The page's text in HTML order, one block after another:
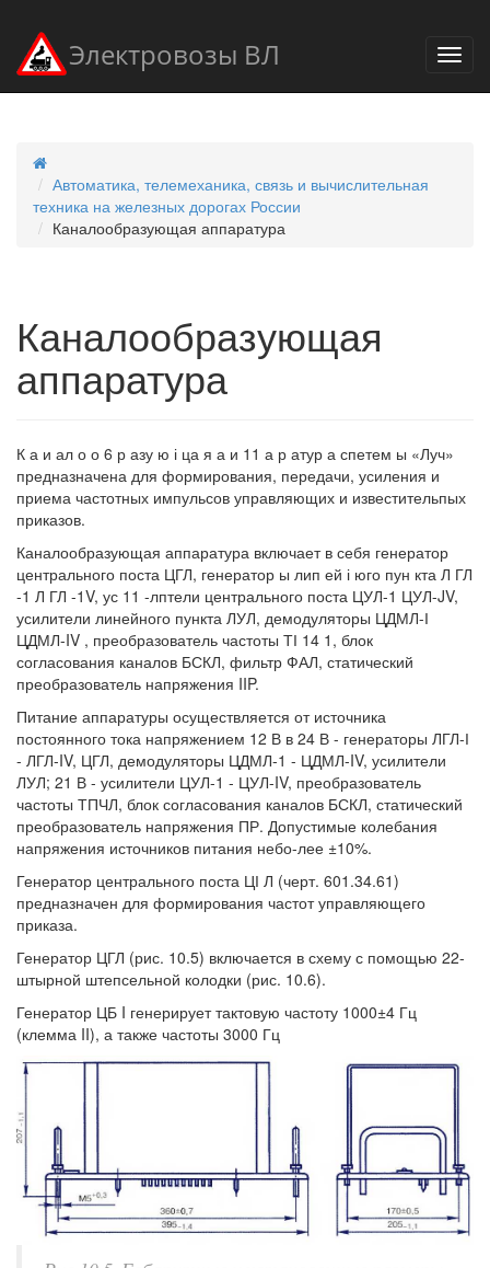
Электровозы ВЛ
Автоматика, телемеханика, связь и вычислительная
техника на железных дорогах России
Каналообразующая аппаратура
Каналообразующая
аппаратура
К а и ал о о 6 р азу ю і ца я а и 11 а р атур а спетем ы «Луч»
предназначена для формирования, передачи, усиления и
приема частотных импульсов управляющих и известительпых
приказов.
Каналообразующая аппаратура включает в себя генератор
центрального поста ЦГЛ, генератор ы лип ей і юго пун кта Л ГЛ
-1 Л ГЛ -1V, ус 11 -лптели центрального поста ЦУЛ-1 ЦУЛ-JV,
усилители линейного пункта ЛУЛ, демодуляторы ЦДМЛ-І
ЦДМЛ-IV , преобразователь частоты ТІ 14 1, блок
согласования каналов БСКЛ, фильтр ФАЛ, статический
преобразователь напряжения IIP.
Питание аппаратуры осуществляется от источника
постоянного тока напряжением 12 В в 24 В - генераторы ЛГЛ-І
- ЛГЛ-IV, ЦГЛ, демодуляторы ЦДМЛ-1 - ЦДМЛ-IV, усилители
ЛУЛ; 21 В - усилители ЦУЛ-1 - ЦУЛ-IV, преобразователь
частоты ТПЧЛ, блок согласования каналов БСКЛ, статический
преобразователь напряжения ПР. Допустимые колебания
напряжения источников питания небо-лее ±10%.
Генератор центрального поста ЦІ Л (черт. 601.34.61)
предназначен для формирования частот управляющего
приказа.
Генератор ЦГЛ (рис. 10.5) включается в схему с помощью 22-
штырной штепсельной колодки (рис. 10.6).
Генератор ЦБ I генерирует тактовую частоту 1000±4 Гц
(клемма II), а также частоты 3000 Гц